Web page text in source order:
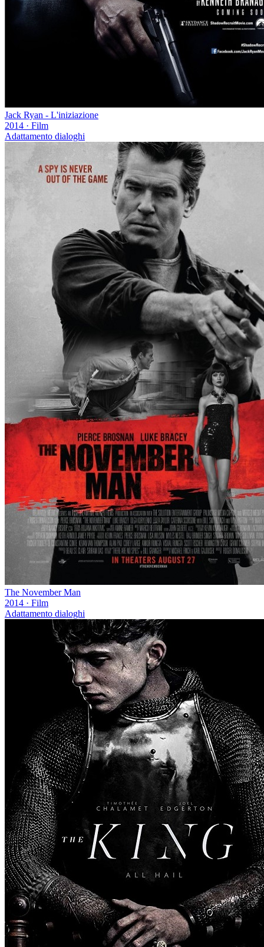
Jack Ryan - L'iniziazione
2014 · Film
Adattamento dialoghi
The November Man
2014 · Film
Adattamento dialoghi